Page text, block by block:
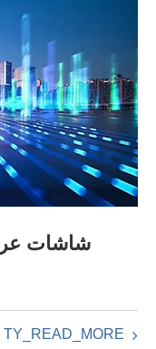
شاشات
TY_READ_MORE